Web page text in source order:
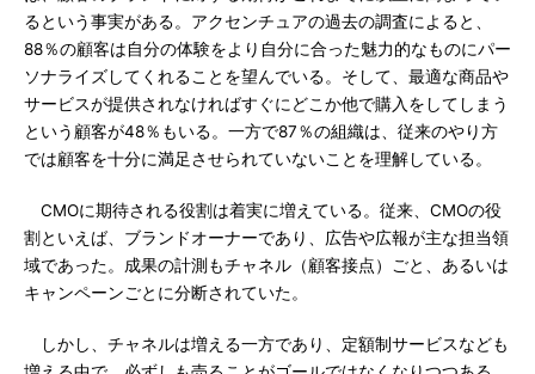
るという事実がある。アクセンチュアの過去の調査によると、
88％の顧客は自分の体験をより自分に合った魅力的なものにパー
ソナライズしてくれることを望んでいる。そして、最適な商品や
サービスが提供されなければすぐにどこか他で購入をしてしまう
という顧客が48％もいる。一方で87％の組織は、従来のやり方
では顧客を十分に満足させられていないことを理解している。
CMOに期待される役割は着実に増えている。従来、CMOの役
割といえば、ブランドオーナーであり、広告や広報が主な担当領
域であった。成果の計測もチャネル（顧客接点）ごと、あるいは
キャンペーンごとに分断されていた。
しかし、チャネルは増える一方であり、定額制サービスなども